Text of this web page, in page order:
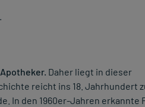
Apotheker. Daher liegt in dieser
reicht ins 18. Jahrhundert
In den 1960er-Jahren erkannte